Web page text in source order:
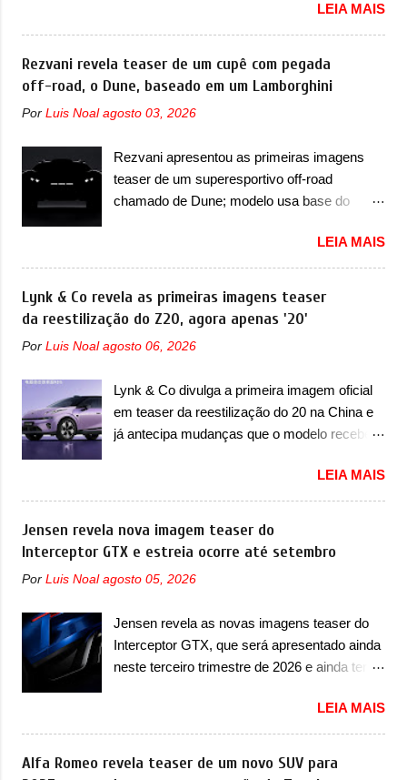
não deve ter agradado em nada os primeiros
consumidores). Pelas imagens teaser, se
percebe que o sedã contará com um novo
para-choque na dianteira. Ele passa a trazer
um vinco horizontal mais destacado que
logo abaixo do logotipo e dos faróis. Ele ainda
possui um espaço para a placa novo abaixo
do vinco e uma nova entrada de ar inferio...
como uma marca com utilitários esportivos, a
Fang Cheng Bao nasceu como uma empresa
voltada a desenvolver utilitários esportivos
com uma pegada mais off-road. E isso
funcionou muito bem com o lançamento dos
modelos Bao 5 e Bao 8, além do Tai 3 e Tai 7.
vez no segmento de... sedãs. Antecipado por
imagens teaser, o Formula S será o primeiro
três volumes da Fang Cheng Bao, que
Denza. Até o momento, a marca divulgou
algumas imagens externas e informações
sobre o sedã, que terá seu lançamento ainda
neste ano de 2026. Em termos de design, o
Formula S segue basicamente as mesmas
de Pequim, que aconteceu no primeiro
semestre. Na dianteira, o sedã conta com
faróis mais quadrados e compactos, com
LEIA MAIS
Rezvani revela teaser de um cupê com pegada
off-road, o Dune, baseado em um Lamborghini
Por Luis Noal agosto 03, 2026
Rezvani apresentou as primeiras imagens
teaser de um superesportivo off-road
chamado de Dune; modelo usa base do
Rezvani apresentou as primeiras imagens
teaser de um novo superesportivo que vai
oferecer aos seus consumidores. Trata-se do
Dune, um cupê superesportivo que terá uma
proposta off-road assim como outros
esportivos recentemente tiveram, como o
Huracán Sterrato. E o modelo italiano tem
grande parte no desenvolvimento do Dune.
Baseado no Huracán, o Dune nasce com
apresentou com o Sterrato, mas com um
design ainda mais Mad Max – algo
característico da Rezvani. Junto com as
imagens, a marca já confirmou que o Dune
será um carro muito exclusivo. Ao todo,
para todo mundo, ou seja, limitado demais.
Ele será equipado com um motor V10
Supercharger capaz de desenvolver cerca de
LEIA MAIS
Lynk & Co revela as primeiras imagens teaser
da reestilização do Z20, agora apenas '20'
Por Luis Noal agosto 06, 2026
Lynk & Co divulga a primeira imagem oficial
em teaser da reestilização do 20 na China e
já antecipa mudanças que o modelo receberá
vai apresentar na China as primeiras
mudanças para o Z20, um misto de hatch
com SUV que é vendido no mercado chinês
desde o lançamento, em 2024. Agora, o
visual e também mudará de nome. Vendido
passará a ser vendido na China apenas
como ‘20’. Junto das mudanças visuais, a
marca confirmou que ele pode ser um dos
novo motor elétrico. Chamado de ’16 em 1’,
também chamado de Thunder, ele apresenta
uma melhoria de eficiência térmica e integra
LEIA MAIS
Jensen revela nova imagem teaser do
Interceptor GTX e estreia ocorre até setembro
Por Luis Noal agosto 05, 2026
Jensen revela as novas imagens teaser do
Interceptor GTX, que será apresentado ainda
neste terceiro trimestre de 2026 e ainda terá
Jensen International Automotive (abreviação
de JIA) apresentou uma nova imagem teaser
que mostra como será o Interceptor GTX, o
esportivo que recolocará a marca no
LEIA MAIS
Alfa Romeo revela teaser de um novo SUV para